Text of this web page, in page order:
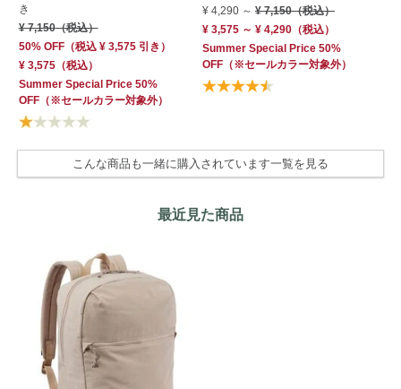
き
¥ 7,150（税込）
50% OFF（税込 ¥ 3,575引き）
¥ 3,575（税込）
Summer Special Price 50%
OFF（※セールカラー対象外）
¥ 4,290 ～ ¥ 7,150（税込）
¥ 3,575 ～ ¥ 4,290 （税込）
Summer Special Price 50%
OFF （※セールカラー対象外）
こんな商品も一緒に購入されています一覧を見る
最近見た商品